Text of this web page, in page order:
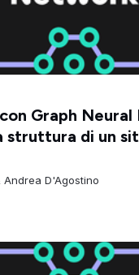
Graph
struttura di un
Andrea D'Agostino